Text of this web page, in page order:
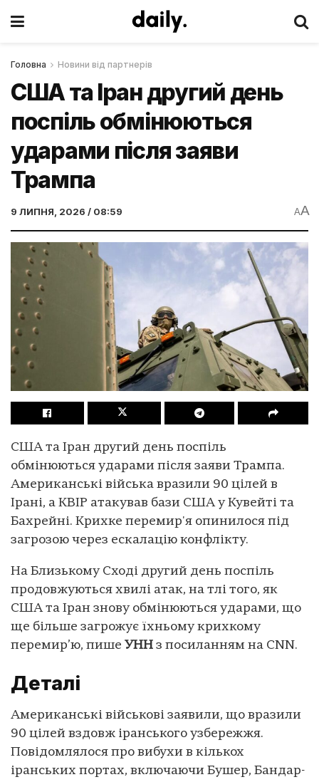
Головна Новини від партнерів
США та Іран другий день
поспіль обмінюються
ударами після заяви
Трампа
9 ЛИПНЯ, 2026 / 08:59 AA
США та Іран другий день поспіль
обмінюються ударами після заяви Трампа.
Американські війська вразили 90 цілей в
Ірані, а КВІР атакував бази США у Кувейті та
Бахрейні. Крихке перемир'я опинилося під
загрозою через ескалацію конфлікту.
На Близькому Сході другий день поспіль
продовжуються хвилі атак, на тлі того, як
США та Іран знову обмінюються ударами, що
ще більше загрожує їхньому крихкому
перемир’ю, пише УНН з посиланням на CNN.
Деталі
Американські військові заявили, що вразили
90 цілей вздовж іранського узбережжя.
Повідомлялося про вибухи в кількох
іранських портах, включаючи Бушер, Бандар-